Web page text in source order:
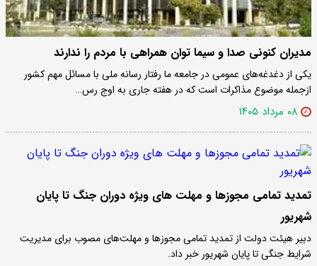
مدیران کنونی صدا و سیما توان همراهی با مردم را ندارند
یکی از دغدغه‌های عمومی در جامعه ما رفتار رسانه ملی با مسائل مهم کشور
ازجمله موضوع مذاکرات است که در هفته جاری به اوج رس…
۰۸ مرداد ۱۴۰۵
تمدید تمامی مجوزها و مهلت های ویژه دوران جنگ تا پایان
شهریور
دبیر هیئت دولت از تمدید تمامی مجوزها و مهلت‌های مصوب برای مدیریت
شرایط جنگی تا پایان شهریور خبر داد.